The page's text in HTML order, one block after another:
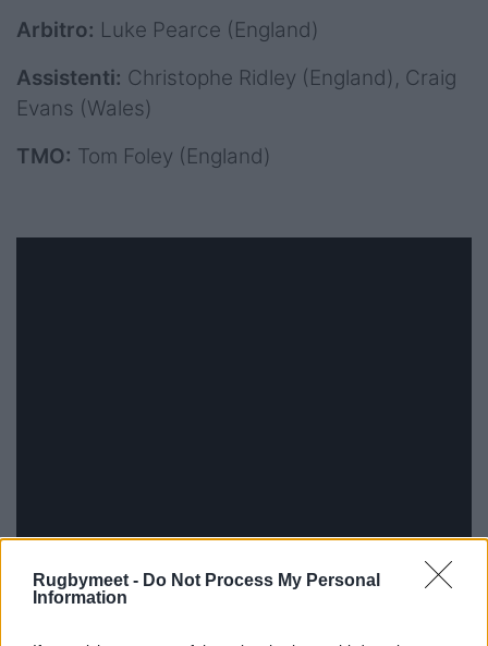
Rugbymeet - Do Not Process My Personal
Information
Arbitro: Luke Pearce (England)
Assistenti: Christophe Ridley (England), Craig
Evans (Wales)
TMO: Tom Foley (England)